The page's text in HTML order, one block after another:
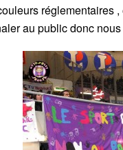
réglementaires
au public donc